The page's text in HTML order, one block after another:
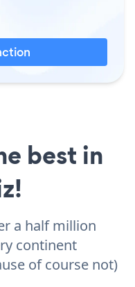
best in
a half million
continent
of course not)